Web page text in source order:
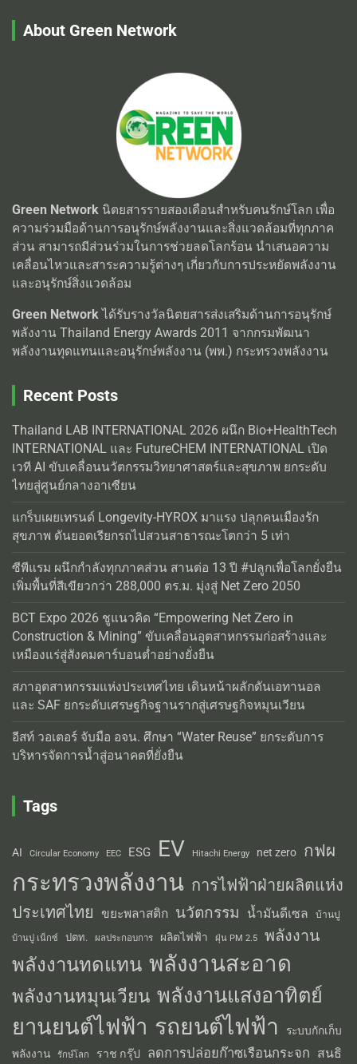
About Green Network
Green Network นิตยสารรายสองเดือนสำหรับคนรักษ์โลก เพื่อ
ความร่วมมือด้านการอนุรักษ์พลังงานและสิ่งแวดล้อมที่ทุกภาค
ส่วน สามารถมีส่วนร่วมในการช่วยลดโลกร้อน นำเสนอความ
เคลื่อนไหวและสาระความรู้ต่างๆ เกี่ยวกับการประหยัดพลังงาน
และอนุรักษ์สิ่งแวดล้อม
Green Networkได้รับรางวัลนิตยสารส่งเสริมด้านการอนุรักษ์
พลังงาน Thailand Energy Awards 2011 จากกรมพัฒนา
พลังงานทุดแทนและอนุรักษ์พลังงาน (พพ.) กระทรวงพลังงาน
Recent Posts
Thailand LAB INTERNATIONAL 2026 ผนึก Bio+HealthTech
INTERNATIONAL และ FutureCHEM INTERNATIONAL เปิด
เวที AI ขับเคลื่อนนวัตกรรมวิทยาศาสตร์และสุขภาพ ยกระดับ
ไทยสู่ศูนย์กลางอาเซียน
แกร็บเผยเทรนด์ Longevity-HYROX มาแรง ปลุกคนเมืองรัก
สุขภาพ ดันยอดเรียกรถไปสวนสาธารณะโตกว่า 5 เท่า
ซีพีแรม ผนึกกำลังทุกภาคส่วน สานต่อ 13 ปี #ปลูกเพื่อโลกยั่งยืน
เพิ่มพื้นที่สีเขียวกว่า 288,000 ตร.ม. มุ่งสู่ Net Zero 2050
BCT Expo 2026 ชูแนวคิด “Empowering Net Zero in
Construction & Mining” ขับเคลื่อนอุตสาหกรรมก่อสร้างและ
เหมืองแร่สู่สังคมคาร์บอนต่ำอย่างยั่งยืน
สภาอุตสาหกรรมแห่งประเทศไทย เดินหน้าผลักดันเอทานอล
และ SAF ยกระดับเศรษฐกิจฐานรากสู่เศรษฐกิจหมุนเวียน
อีสท์ วอเตอร์ จับมือ อจน. ศึกษา “Water Reuse” ยกระดับการ
บริหารจัดการน้ำสู่อนาคตที่ยั่งยืน
Tags
AI Circular Economy EEC ESG EV Hitachi Energy net zero กฟผ
กระทรวงพลังงาน การไฟฟ้าฝ่ายผลิตแห่ง
ประเทศไทย
ขยะพลาสติก นวัตกรรม น้ำมันดีเซล บ้านปู
บ้านปู เน็กซ์ ปตท. ผลประกอบการ ผลิตไฟฟ้า ฝุ่น PM 2.5 พลังงาน
พลังงานทดแทน พลังงานสะอาด
พลังงานหมุนเวียน พลังงานแสงอาทิตย์
ยานยนต์ไฟฟ้า รถยนต์ไฟฟ้า
ระบบกักเก็บ
พลังงาน
รักษ์โลก ราช กรุ๊ป ลดการปล่อยก๊าซเรือนกระจก สนธิ